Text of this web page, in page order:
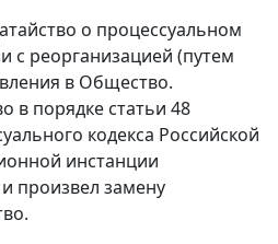
о процессуальном
с реорганизацией (путем
в Общество.
в порядке статьи 48
кодекса Российской
инстанции
произвел замену